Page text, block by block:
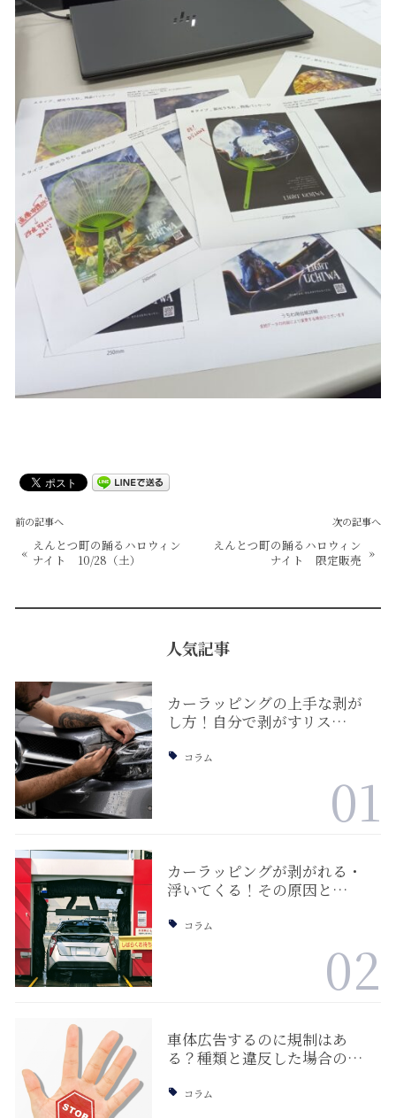
前の記事へ
« えんとつ町の踊るハロウィン
ナイト 10/28（土）
次の記事へ
えんとつ町の踊るハロウィン
ナイト 限定販売 »
人気記事
カーラッピングの上手な剥が
し方！自分で剥がすリス…
コラム
01
カーラッピングが剥がれる・
浮いてくる！その原因と…
コラム
02
車体広告するのに規制はあ
る？種類と違反した場合の…
コラム